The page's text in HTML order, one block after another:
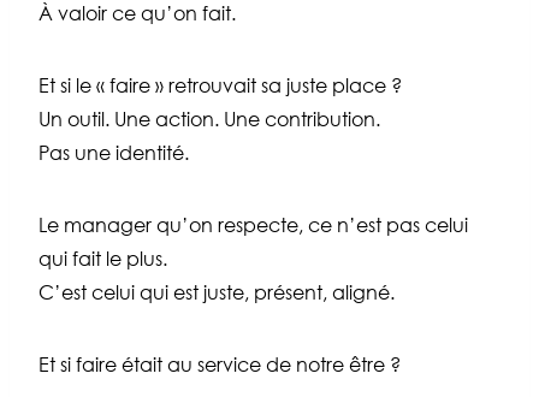
À valoir ce qu’on fait.
Et si le « faire » retrouvait sa juste place ?
Un outil. Une action. Une contribution.
Pas une identité.
Le manager qu’on respecte, ce n’est pas celui
qui fait le plus.
C’est celui qui est juste, présent, aligné.
Et si faire était au service de notre être ?